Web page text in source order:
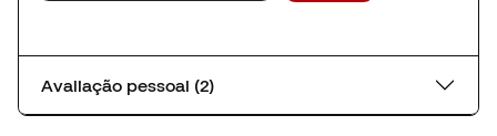
Avaliação pessoal (2)